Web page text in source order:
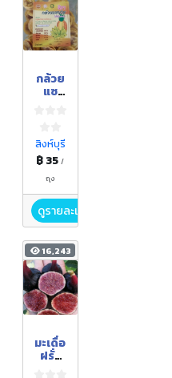
กล้วย
แซ
สิงห์บุรี
฿ 35/
ถุง
ดูรายละเอียด
16,243
มะเดื่อ
ฝรั่ง